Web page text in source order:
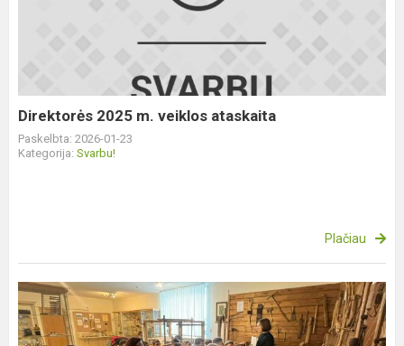
Direktorės 2025 m. veiklos ataskaita
Paskelbta: 2026-01-23
Kategorija: Svarbu!
Plačiau
Integruota
lietuvių
k.